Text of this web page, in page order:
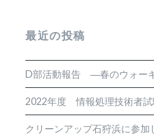
最近の投稿
D部活動報告 ―春のウォー
2022年度 情報処理技術者試
クリーンアップ石狩浜に参加